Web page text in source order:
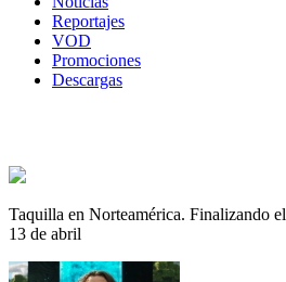
Reportajes
VOD
Promociones
Descargas
Taquilla en Norteamérica. Finalizando el
13 de abril